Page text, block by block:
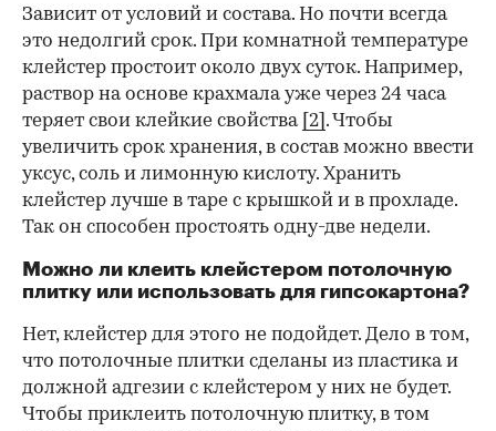
Зависит от условий и состава. Но почти всегда
это недолгий срок. При комнатной температуре
клейстер простоит около двух суток. Например,
раствор на основе крахмала уже через 24 часа
теряет свои клейкие свойства [2] . Чтобы
увеличить срок хранения, в состав можно ввести
уксус, соль и лимонную кислоту. Хранить
клейстер лучше в таре с крышкой и в прохладе.
Так он способен простоять одну-две недели.
Можно ли клеить клейстером потолочную
плитку или использовать для гипсокартона?
Нет, клейстер для этого не подойдет. Дело в том,
что потолочные плитки сделаны из пластика и
должной адгезии с клейстером у них не будет.
Чтобы приклеить потолочную плитку, в том